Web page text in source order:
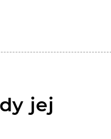
jej